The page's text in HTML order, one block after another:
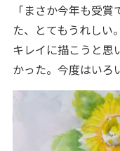
「まさか今年も受
た、とてもうれしい
キレイに描こうと思
かった。今度はいろ